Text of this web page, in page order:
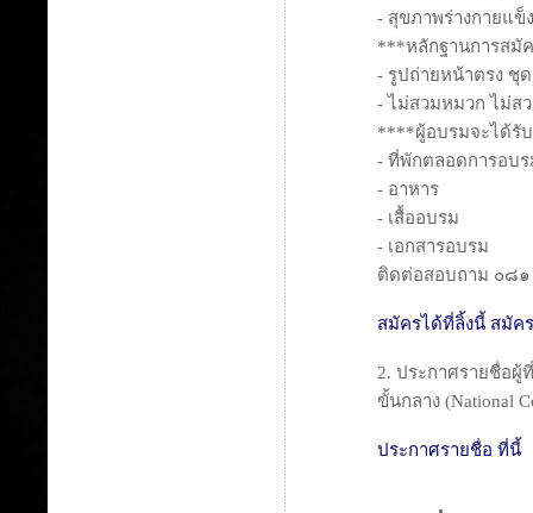
- สุขภาพร่างกายแข็
***หลักฐานการสมั
- รูปถ่ายหน้าตรง ชุ
- ไม่สวมหมวก ไม่ส
****ผู้อบรมจะได้รั
- ที่พักตลอดการอบ
- อาหาร
- เสื้ออบรม
- เอกสารอบรม
ติดต่อสอบถาม ๐๘
สมัครได้ที่ลิ้งนี้ สมัค
2. ประกาศรายชื่อผู้
ขั้นกลาง (National
ประกาศรายชื่อ ที่นี้